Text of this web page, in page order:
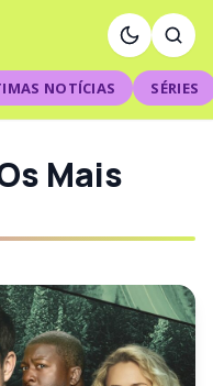
NOTÍCIAS SÉRIES
Mais